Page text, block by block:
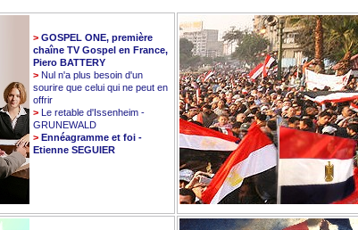
> GOSPEL ONE, première
chaîne TV Gospel en France,
Piero BATTERY
> Nul n'a plus besoin d'un
sourire que celui qui ne peut en
offrir
> Le retable d'Issenheim -
GRUNEWALD
> Ennéagramme et foi -
Etienne SEGUIER